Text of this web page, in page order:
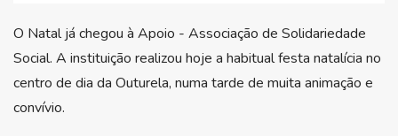
O Natal já chegou à Apoio - Associação de Solidariedade
Social. A instituição realizou hoje a habitual festa natalícia no
centro de dia da Outurela, numa tarde de muita animação e
convívio.